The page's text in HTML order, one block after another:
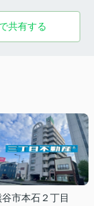
共有する
谷市本石２丁目